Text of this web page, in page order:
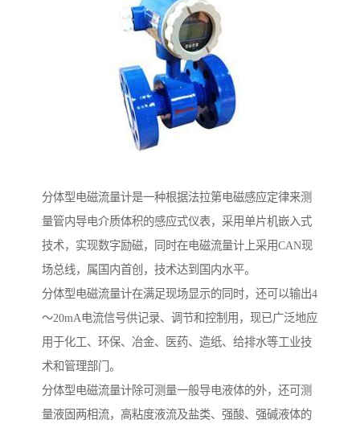
分体型电磁流量计是一种根据法拉第电磁感应定律来测
量管内导电介质体积的感应式仪表，采用单片机嵌入式
技术，实现数字励磁，同时在电磁流量计上采用CAN现
场总线，属国内首创，技术达到国内水平。
分体型电磁流量计在满足现场显示的同时，还可以输出4
～20mA电流信号供记录、调节和控制用，现已广泛地应
用于化工、环保、冶金、医药、造纸、给排水等工业技
术和管理部门。
分体型电磁流量计除可测量一般导电液体的外，还可测
量液固两相流，高粘度液流及盐类、强酸、强碱液体的